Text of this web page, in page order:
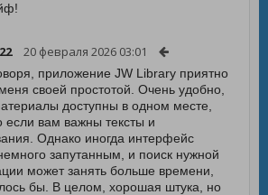
20 февраля 2026 03:01
приложение JW Library приятно
своей простотой. Очень удобно,
доступны в одном месте,
если вам важны тексты и
Однако иногда интерфейс
запутанным, и поиск нужной
может занять больше времени,
бы. В целом, хорошая штука, но